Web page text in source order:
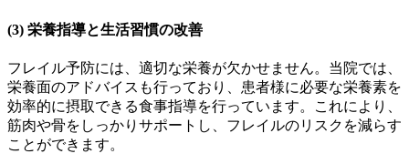
(3) 栄養指導と生活習慣の改善
フレイル予防には、適切な栄養が欠かせません。当院では、
栄養面のアドバイスも行っており、患者様に必要な栄養素を
効率的に摂取できる食事指導を行っています。これにより、
筋肉や骨をしっかりサポートし、フレイルのリスクを減らす
ことができます。